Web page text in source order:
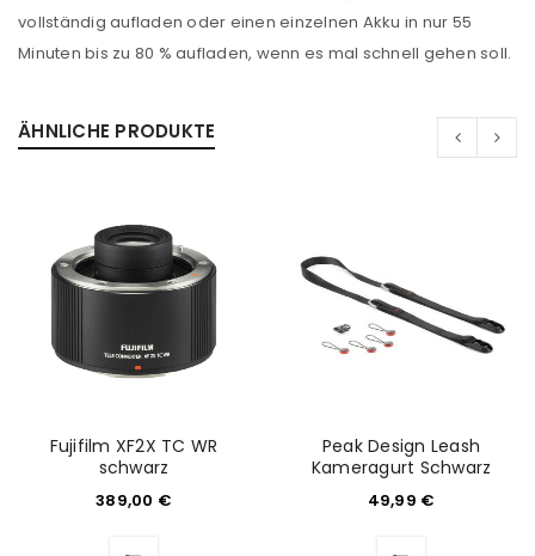
ANMELDEN
vollständig aufladen oder einen einzelnen Akku in nur 55
Minuten bis zu 80 % aufladen, wenn es mal schnell gehen soll.
ÄHNLICHE PRODUKTE
Fujifilm XF2X TC WR
schwarz
389,00 €
Peak Design Leash
Kameragurt Schwarz
49,99 €